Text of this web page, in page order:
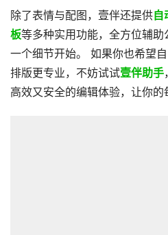
除了表情与配图，壹伴还提供自
板等多种实用功能，全方位辅
一个细节开始。 如果你也希望
排版更专业，不妨试试壹伴助手
高效又安全的编辑体验，让你的